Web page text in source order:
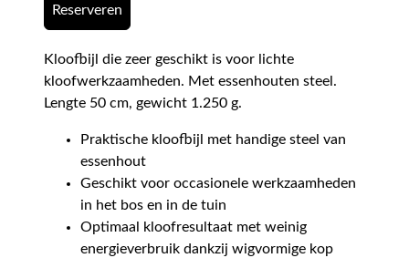
Reserveren
Kloofbijl die zeer geschikt is voor lichte
kloofwerkzaamheden. Met essenhouten steel.
Lengte 50 cm, gewicht 1.250 g.
Praktische kloofbijl met handige steel van
essenhout
Geschikt voor occasionele werkzaamheden
in het bos en in de tuin
Optimaal kloofresultaat met weinig
energieverbruik dankzij wigvormige kop